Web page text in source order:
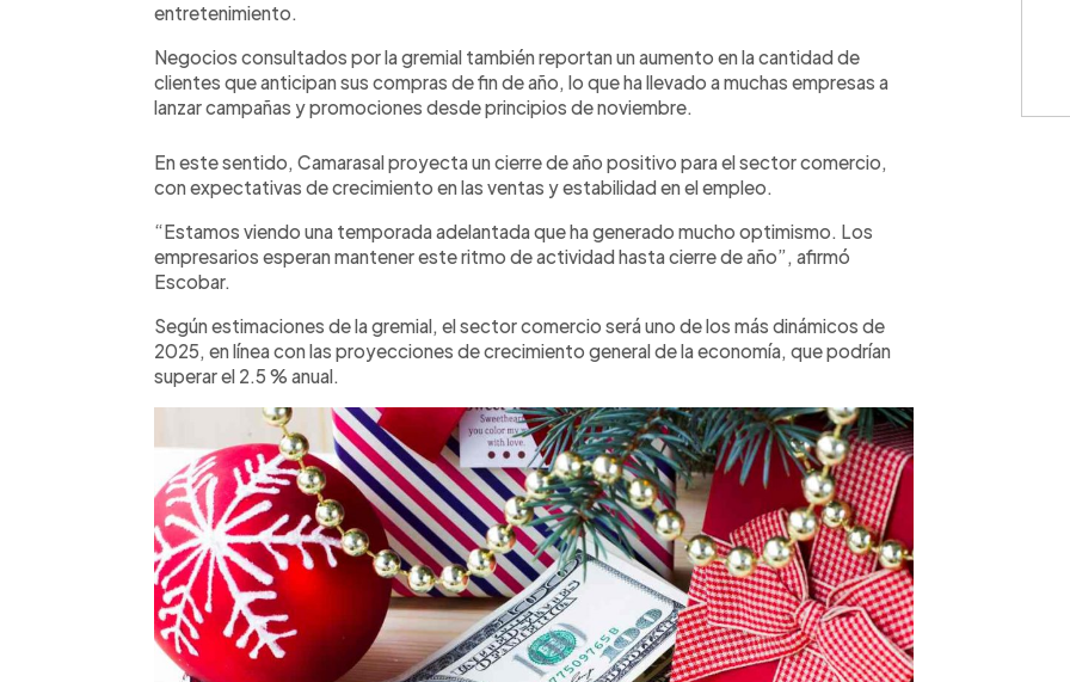
entretenimiento.
Negocios consultados por la gremial también reportan un aumento en la cantidad de
clientes que anticipan sus compras de fin de año, lo que ha llevado a muchas empresas a
lanzar campañas y promociones desde principios de noviembre.
En este sentido, Camarasal proyecta un cierre de año positivo para el sector comercio,
con expectativas de crecimiento en las ventas y estabilidad en el empleo.
“Estamos viendo una temporada adelantada que ha generado mucho optimismo. Los
empresarios esperan mantener este ritmo de actividad hasta cierre de año”, afirmó
Escobar.
Según estimaciones de la gremial, el sector comercio será uno de los más dinámicos de
2025, en línea con las proyecciones de crecimiento general de la economía, que podrían
superar el 2.5 % anual.